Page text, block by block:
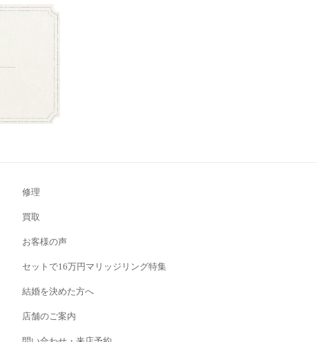
修理
買取
お客様の声
セットで16万円マリッジリング特集
結婚を決めた方へ
店舗のご案内